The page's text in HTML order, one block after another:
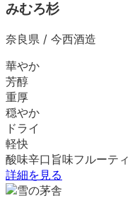
みむろ杉
奈良県 / 今西酒造
華やか
芳醇
重厚
穏やか
ドライ
軽快
酸味辛口 旨味フルーティ
詳細を見る